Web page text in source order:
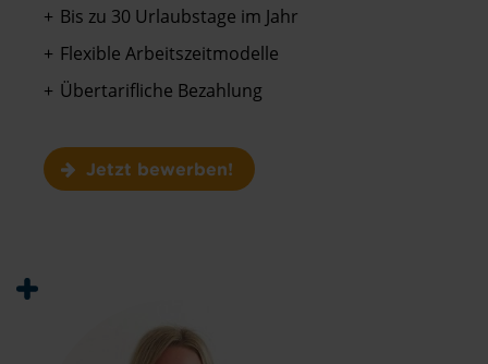
Bis zu 30 Urlaubstage im Jahr
Flexible Arbeitszeitmodelle
Übertarifliche Bezahlung
Jetzt bewerben!